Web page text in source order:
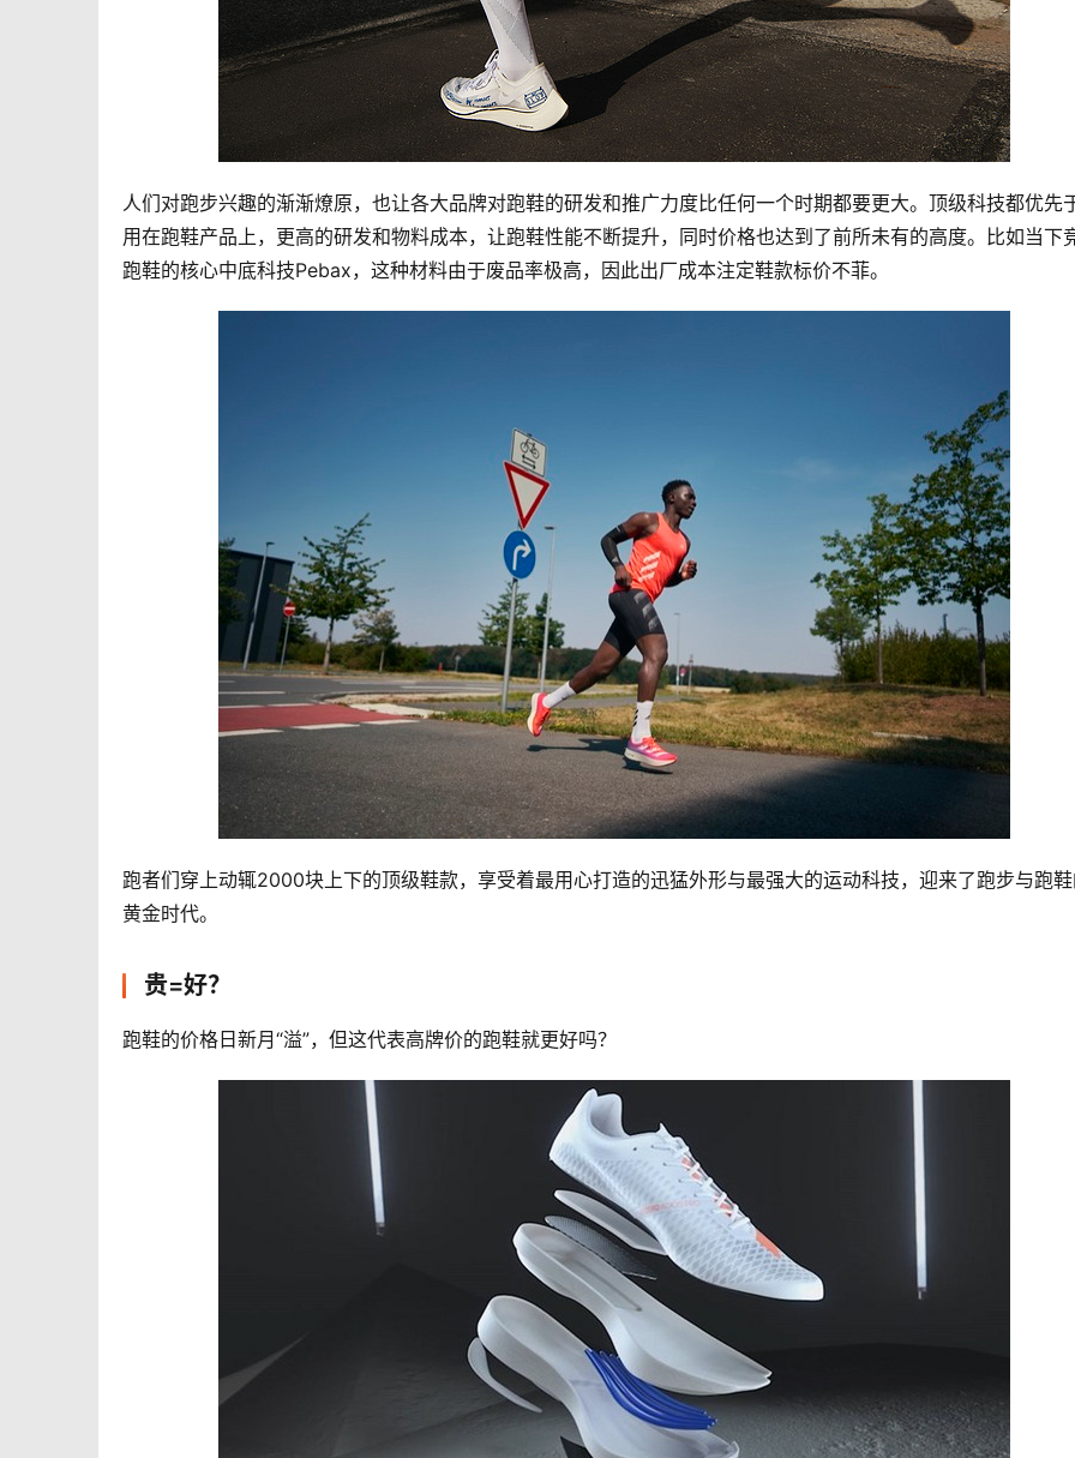
人们对跑步兴趣的渐渐燎原，也让各大品牌对跑鞋的研发和推广力度比任何一个时期都要更大。顶级科技都优先
用在跑鞋产品上，更高的研发和物料成本，让跑鞋性能不断提升，同时价格也达到了前所未有的高度。比如当下
跑鞋的核心中底科技Pebax，这种材料由于废品率极高，因此出厂成本注定鞋款标价不菲。
跑者们穿上动辄2000块上下的顶级鞋款，享受着最用心打造的迅猛外形与最强大的运动科技，迎来了跑步与跑
黄金时代。
贵=好？
跑鞋的价格日新月“溢”，但这代表高牌价的跑鞋就更好吗？